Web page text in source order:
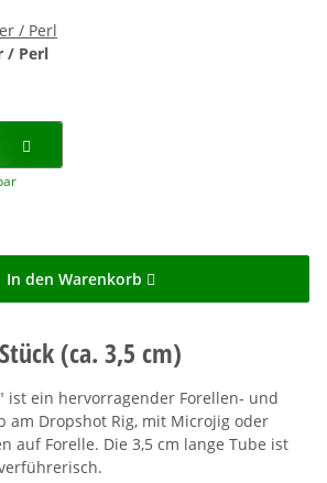
/ Perl
In den Warenkorb
(ca. 3,5 cm)
ist ein hervorragender Forellen- und
am Dropshot Rig, mit Microjig oder
auf Forelle. Die 3,5 cm lange Tube ist